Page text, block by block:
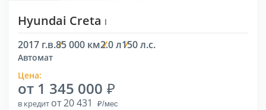
Hyundai Creta I
2017 г.в.85 000 км2.0 л150 л.с.
Автомат
Цена:
от 1 345 000
в кредит от 20 431